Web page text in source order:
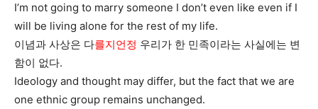
I’m not going to marry someone I don’t even like even if I
will be living alone for the rest of my life.
이념과 사상은 다를지언정 우리가 한 민족이라는 사실에는 변
함이 없다.
Ideology and thought may differ, but the fact that we are
one ethnic group remains unchanged.